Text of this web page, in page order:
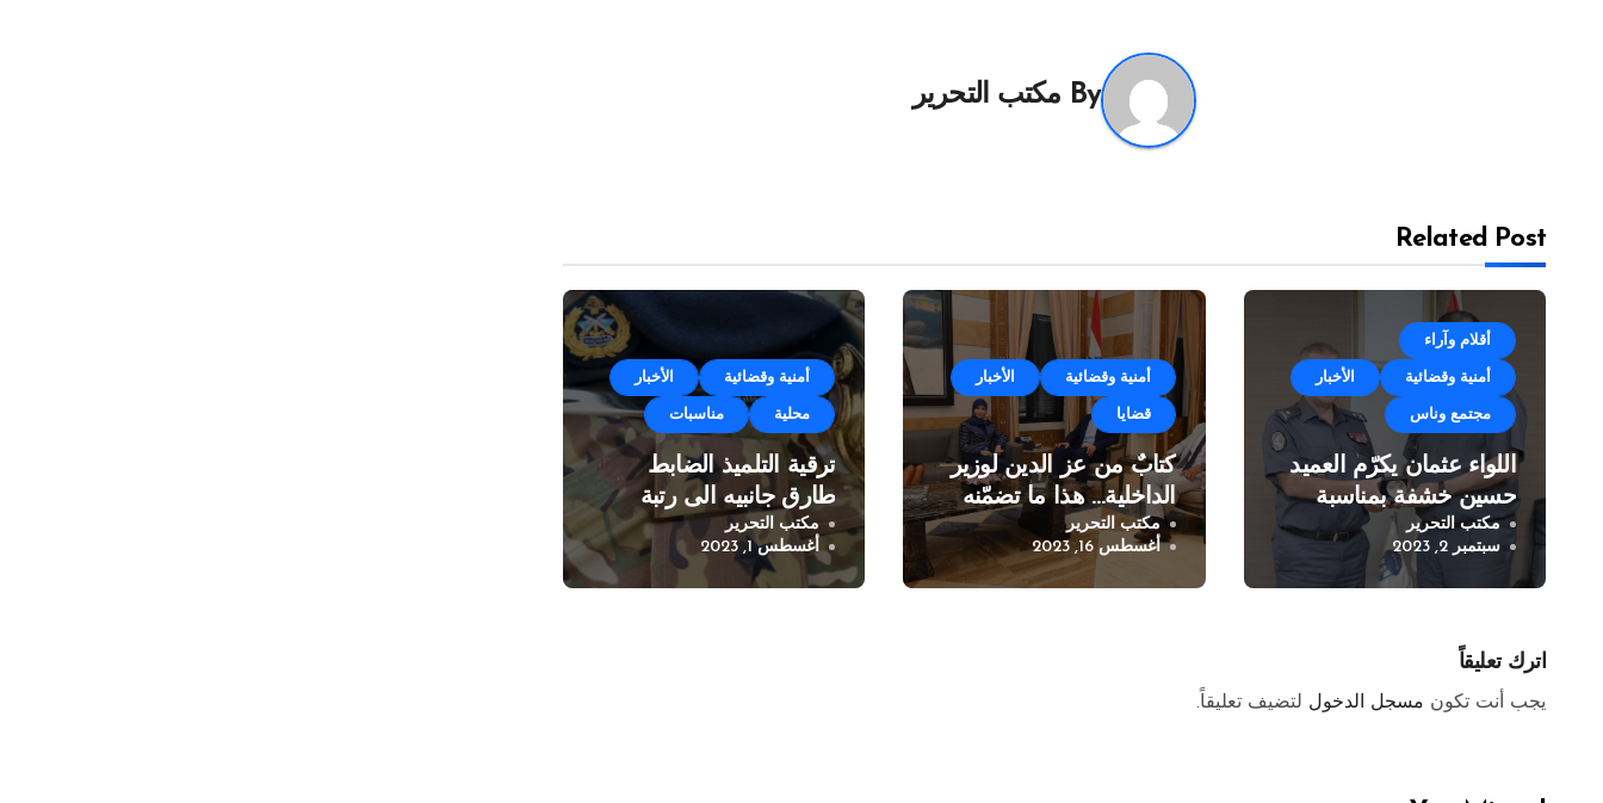
By مكتب التحرير
Related Post
أقلام وآراء
أمنية وقضائية الأخبار
مجتمع وناس
اللواء عثمان يكرّم العميد
حسين خشفة بمناسبة
انتهاء خدمته في قوى
الأمن الداخلي
مكتب التحرير
سبتمبر 2, 2023
أمنية وقضائية الأخبار
قضايا
كتابٌ من عز الدين لوزير
الداخلية… هذا ما تضمّنه
مكتب التحرير
أغسطس 16, 2023
أمنية وقضائية الأخبار
محلية مناسبات
ترقية التلميذ الضابط
طارق جانبيه الى رتبة
ملازم
مكتب التحرير
أغسطس 1, 2023
اترك تعليقاً
يجب أنت تكون مسجل الدخول لتضيف تعليقاً.